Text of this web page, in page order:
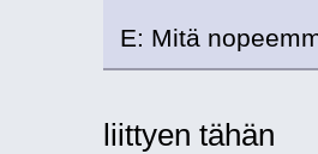
E: Mitä
liittyen tähän